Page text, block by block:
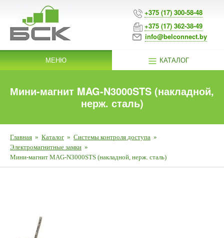
+375 (17) 300-58-48
+375 (17) 362-38-49
info@belconnect.by
МЕНЮ КАТАЛОГ
Мини-магнит MAG-N3000STS (накладной,
нерж. сталь)
Главная » Каталог » Системы контроля доступа »
Электромагнитные замки »
Мини-магнит MAG-N3000STS (накладной, нерж. сталь)